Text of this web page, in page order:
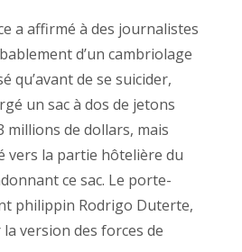
a affirmé à des journalistes
d’un cambriolage
qu’avant de se suicider,
un sac à dos de jetons
millions de dollars, mais
vers la partie hôtelière du
ce sac. Le porte-
philippin Rodrigo Duterte,
version des forces de